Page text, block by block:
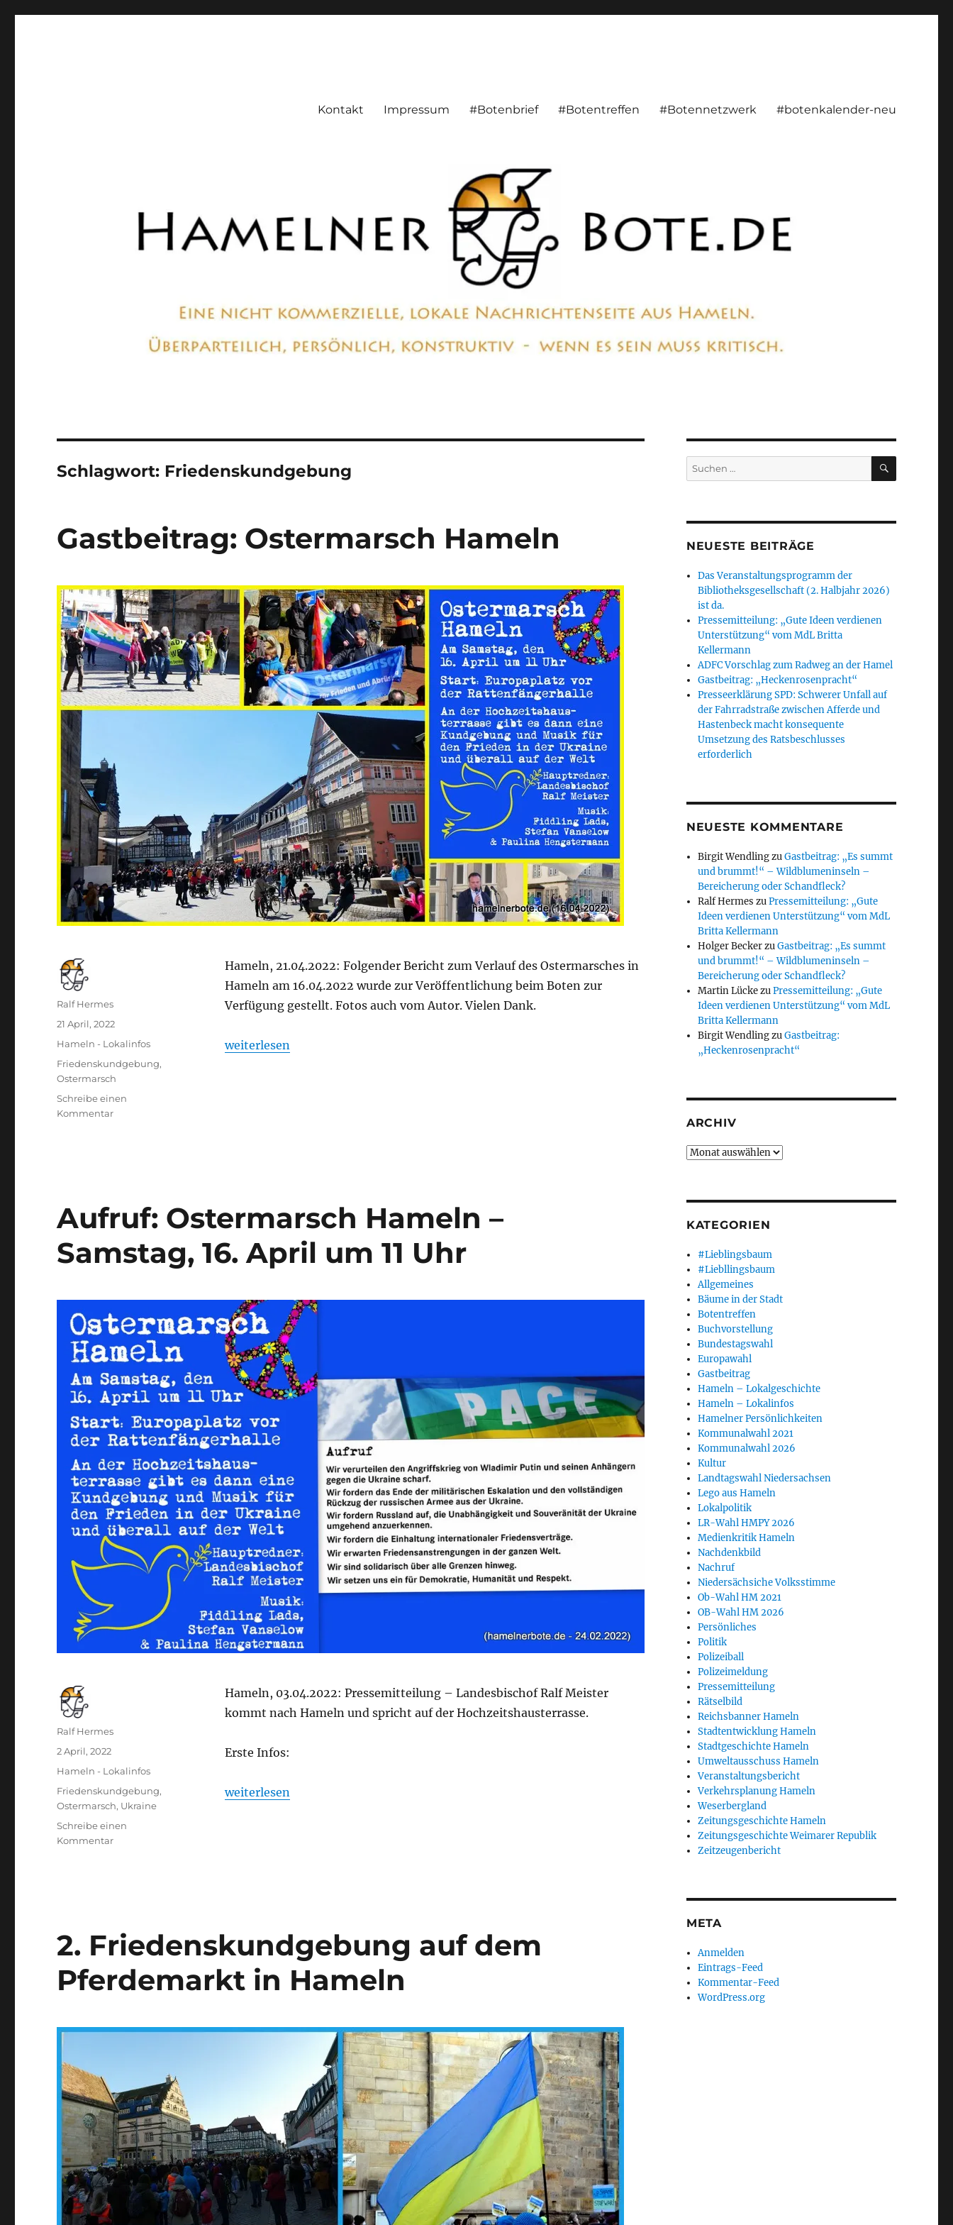
Kontakt Impressum #Botenbrief #Botentreffen #Botennetzwerk #botenkalender-neu
Schlagwort: Friedenskundgebung
Gastbeitrag: Ostermarsch Hameln
Hameln, 21.04.2022: Folgender Bericht zum Verlauf des Ostermarsches in
Hameln am 16.04.2022 wurde zur Veröffentlichung beim Boten zur
Verfügung gestellt. Fotos auch vom Autor. Vielen Dank.
„Gastbeitrag: Ostermarsch Hameln“
weiterlesen
Autor
Ralf Hermes
Veröffentlicht
21 April, 2022
Kategorien
Hameln - Lokalinfos
Schlagwörter
Friedenskundgebung,
Ostermarsch
Schreibe einen
Kommentarzu
Aufruf: Ostermarsch Hameln –
Samstag, 16. April um 11 Uhr
Hameln, 03.04.2022: Pressemitteilung – Landesbischof Ralf Meister
kommt nach Hameln und spricht auf der Hochzeitshausterrasse.
Erste Infos:
„Aufruf: Ostermarsch Hameln – Samstag, 16. April um 11 Uhr“
weiterlesen
Autor
Ralf Hermes
Veröffentlicht
2 April, 2022
Kategorien
Hameln - Lokalinfos
Schlagwörter
Friedenskundgebung,
Ostermarsch, Ukraine
Schreibe einen
Kommentarzu
April
um
11
Uhr
2. Friedenskundgebung auf dem
Pferdemarkt in Hameln
Suchen
nach:
SUCHEN
NEUESTE BEITRÄGE
Das Veranstaltungsprogramm der
Bibliotheksgesellschaft (2. Halbjahr 2026)
ist da.
Pressemitteilung: „Gute Ideen verdienen
Unterstützung“ vom MdL Britta
Kellermann
ADFC Vorschlag zum Radweg an der Hamel
Gastbeitrag: „Heckenrosenpracht“
Presseerklärung SPD: Schwerer Unfall auf
der Fahrradstraße zwischen Afferde und
Hastenbeck macht konsequente
Umsetzung des Ratsbeschlusses
erforderlich
NEUESTE KOMMENTARE
Birgit WendlingzuGastbeitrag: „Es summt
und brummt!“ – Wildblumeninseln –
Bereicherung oder Schandfleck?
Ralf Hermes zuPressemitteilung: „Gute
Ideen verdienen Unterstützung“ vom MdL
Britta Kellermann
Holger BeckerzuGastbeitrag: „Es summt
und brummt!“ – Wildblumeninseln –
Bereicherung oder Schandfleck?
Martin LückezuPressemitteilung: „Gute
Ideen verdienen Unterstützung“ vom MdL
Britta Kellermann
Birgit WendlingzuGastbeitrag:
„Heckenrosenpracht“
ARCHIV
Archiv
KATEGORIEN
#Lieblingsbaum
#Liebllingsbaum
Allgemeines
Bäume in der Stadt
Botentreffen
Buchvorstellung
Bundestagswahl
Europawahl
Gastbeitrag
Hameln – Lokalgeschichte
Hameln – Lokalinfos
Hamelner Persönlichkeiten
Kommunalwahl 2021
Kommunalwahl 2026
Kultur
Landtagswahl Niedersachsen
Lego aus Hameln
Lokalpolitik
LR-Wahl HMPY 2026
Medienkritik Hameln
Nachdenkbild
Nachruf
Niedersächsiche Volksstimme
Ob-Wahl HM 2021
OB-Wahl HM 2026
Persönliches
Politik
Polizeiball
Polizeimeldung
Pressemitteilung
Rätselbild
Reichsbanner Hameln
Stadtentwicklung Hameln
Stadtgeschichte Hameln
Umweltausschuss Hameln
Veranstaltungsbericht
Verkehrsplanung Hameln
Weserbergland
Zeitungsgeschichte Hameln
Zeitungsgeschichte Weimarer Republik
Zeitzeugenbericht
META
Anmelden
Eintrags-Feed
Kommentar-Feed
WordPress.org